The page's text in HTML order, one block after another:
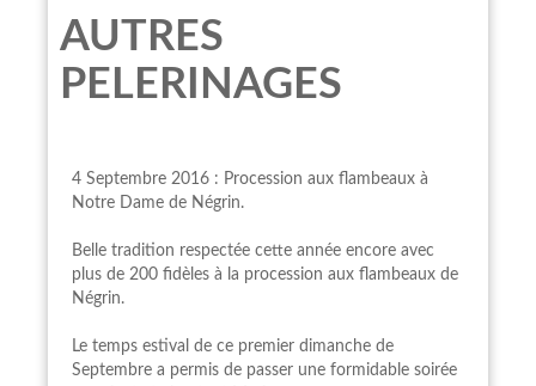
AUTRES
PELERINAGES
4 Septembre 2016 : Procession aux flambeaux à
Notre Dame de Négrin.
Belle tradition respectée cette année encore avec
plus de 200 fidèles à la procession aux flambeaux de
Négrin.
Le temps estival de ce premier dimanche de
Septembre a permis de passer une formidable soirée